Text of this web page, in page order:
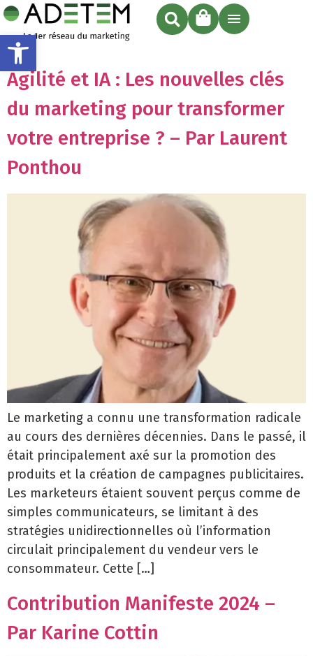
Ouvrir la barre d’outils
Agilité et IA : Les nouvelles clés
du marketing pour transformer
votre entreprise ? – Par Laurent
Ponthou
Le marketing a connu une transformation radicale
au cours des dernières décennies. Dans le passé, il
était principalement axé sur la promotion des
produits et la création de campagnes publicitaires.
Les marketeurs étaient souvent perçus comme de
simples communicateurs, se limitant à des
stratégies unidirectionnelles où l’information
circulait principalement du vendeur vers le
consommateur. Cette […]
Contribution Manifeste 2024 –
Par Karine Cottin